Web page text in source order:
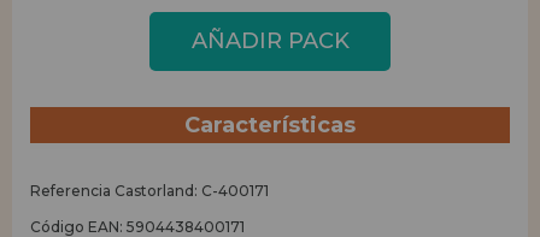
AÑADIR PACK
Características
Referencia Castorland: C-400171
Código EAN: 5904438400171